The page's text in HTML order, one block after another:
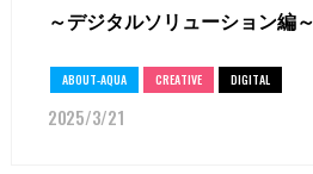
～デジタルソリューション編～
ABOUT-AQUA CREATIVE DIGITAL
2025/3/21